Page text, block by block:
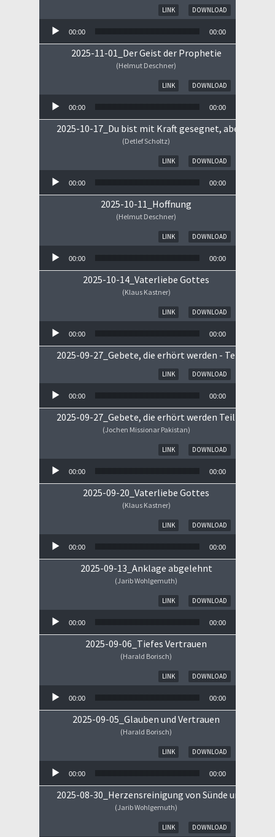
DOWNLOAD
LINK
00:00 00:00
2025-11-01_Der Geist der Prophetie
(Helmut Deschner)
DOWNLOAD
LINK
00:00 00:00
2025-10-17_Du bist mit Kraft gesegnet, aber ...
(Detlef Scholtz)
DOWNLOAD
LINK
00:00 00:00
2025-10-11_Hoffnung
(Helmut Deschner)
DOWNLOAD
LINK
00:00 00:00
2025-10-14_Vaterliebe Gottes
(Klaus Kastner)
DOWNLOAD
LINK
00:00 00:00
2025-09-27_Gebete, die erhört werden - Teil II
DOWNLOAD
LINK
00:00 00:00
2025-09-27_Gebete, die erhört werden Teil I
(Jochen Missionar Pakistan)
DOWNLOAD
LINK
00:00 00:00
2025-09-20_Vaterliebe Gottes
(Klaus Kastner)
DOWNLOAD
LINK
00:00 00:00
2025-09-13_Anklage abgelehnt
(Jarib Wohlgemuth)
DOWNLOAD
LINK
00:00 00:00
2025-09-06_Tiefes Vertrauen
(Harald Borisch)
DOWNLOAD
LINK
00:00 00:00
2025-09-05_Glauben und Vertrauen
(Harald Borisch)
DOWNLOAD
LINK
00:00 00:00
2025-08-30_Herzensreinigung von Sünde und Sorge
(Jarib Wohlgemuth)
DOWNLOAD
LINK